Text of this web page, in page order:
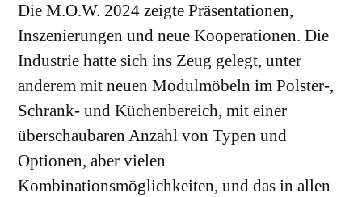
Die M.O.W. 2024 zeigte Präsentationen,
Inszenierungen und neue Kooperationen. Die
Industrie hatte sich ins Zeug gelegt, unter
anderem mit neuen Modulmöbeln im Polster-,
Schrank- und Küchenbereich, mit einer
überschaubaren Anzahl von Typen und
Optionen, aber vielen
Kombinationsmöglichkeiten, und das in allen